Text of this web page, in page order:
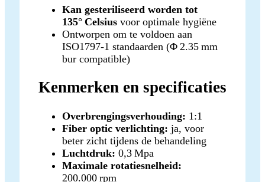
Kan gesteriliseerd worden tot
135° Celsius voor optimale hygiëne
Ontworpen om te voldoen aan
ISO1797‑1 standaarden (Φ 2.35 mm
bur compatible)
Kenmerken en specificaties
Overbrengingsverhouding: 1:1
Fiber optic verlichting: ja, voor
beter zicht tijdens de behandeling
Luchtdruk: 0,3 Mpa
Maximale rotatiesnelheid:
200.000 rpm